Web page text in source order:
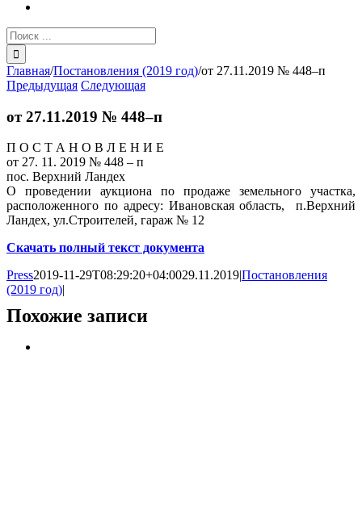
Результат
поиска:
Главная/Постановления (2019 год)/от 27.11.2019 № 448–п
Предыдущая Следующая
от 27.11.2019 № 448–п
П О С Т А Н О В Л Е Н И Е
от 27. 11. 2019 № 448 – п
пос. Верхний Ландех
О проведении аукциона по продаже земельного участка,
расположенного по адресу: Ивановская область, п.Верхний
Ландех, ул.Строителей, гараж № 12
Скачать полный текст документа
Press2019-11-29T08:29:20+04:0029.11.2019|Постановления
(2019 год)|
Похожие записи